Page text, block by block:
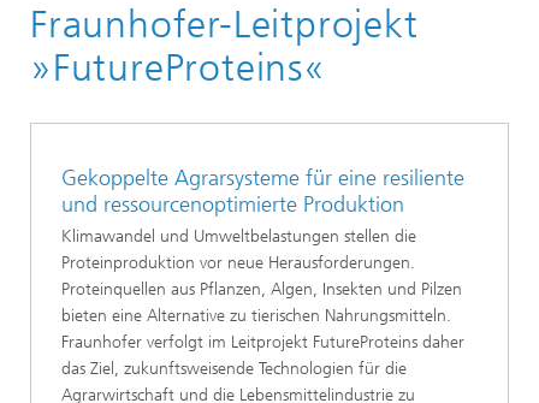
Projekte
Fraunhofer-Leitprojekt
»FutureProteins«
Gekoppelte Agrarsysteme für eine resiliente
und ressourcenoptimierte Produktion
Klimawandel und Umweltbelastungen stellen die
Proteinproduktion vor neue Herausforderungen.
Proteinquellen aus Pflanzen, Algen, Insekten und Pilzen
bieten eine Alternative zu tierischen Nahrungsmitteln.
Fraunhofer verfolgt im Leitprojekt FutureProteins daher
das Ziel, zukunftsweisende Technologien für die
Agrarwirtschaft und die Lebensmittelindustrie zu